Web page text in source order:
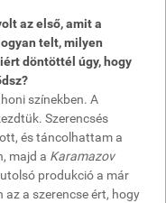
az első, amit a
telt, milyen
döntöttél úgy, hogy
színekben. A
Szerencsés
és táncolhattam a
majd a Karamazov
produkció a már
az a szerencse ért, hogy